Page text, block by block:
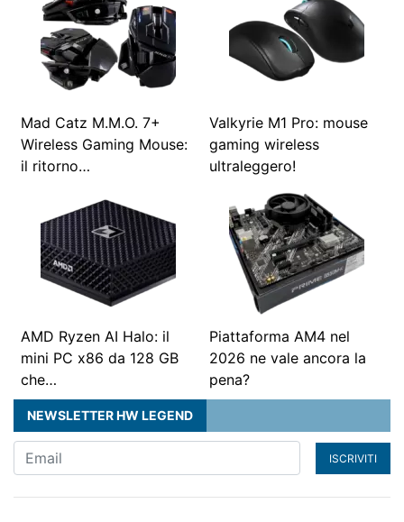
Mad Catz M.M.O. 7+
Wireless Gaming Mouse:
il ritorno…
Valkyrie M1 Pro: mouse
gaming wireless
ultraleggero!
AMD Ryzen AI Halo: il
mini PC x86 da 128 GB
che…
Piattaforma AM4 nel
2026 ne vale ancora la
pena?
NEWSLETTER HW LEGEND
ISCRIVITI